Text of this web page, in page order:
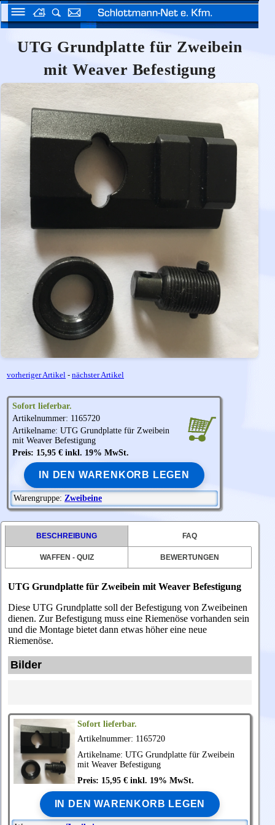
UTG Grundplatte für Zweibein
mit Weaver Befestigung
vorheriger Artikel - nächster Artikel
Sofort lieferbar.
Artikelnummer: 1165720
Artikelname: UTG Grundplatte für Zweibein
mit Weaver Befestigung
Preis: 15,95 € inkl. 19% MwSt.
IN DEN WARENKORB LEGEN
Warengruppe: Zweibeine
BESCHREIBUNG FAQ
WAFFEN - QUIZ BEWERTUNGEN
UTG Grundplatte für Zweibein mit Weaver Befestigung
Diese UTG Grundplatte soll der Befestigung von Zweibeinen
dienen. Zur Befestigung muss eine Riemenöse vorhanden sein
und die Montage bietet dann etwas höher eine neue
Riemenöse.
Bilder
Sofort lieferbar.
Artikelnummer: 1165720
Artikelname: UTG Grundplatte für Zweibein
mit Weaver Befestigung
Preis: 15,95 € inkl. 19% MwSt.
IN DEN WARENKORB LEGEN